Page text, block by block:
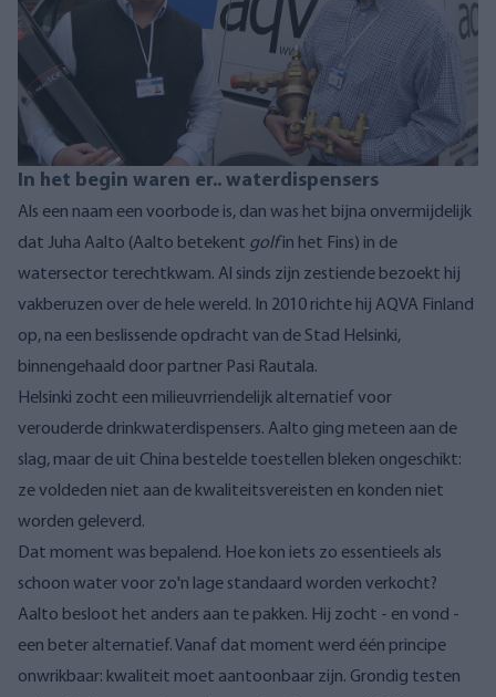
In het begin waren er.. waterdispensers
Als een naam een ​​voorbode is, dan was het bijna onvermijdelijk
dat Juha Aalto (Aalto betekent golfin het Fins) in de
watersector terechtkwam. Al sinds zijn zestiende bezoekt hij
vakberuzen over de hele wereld. In 2010 richte hij AQVA Finland
op, na een beslissende opdracht van de Stad Helsinki,
binnengehaald door partner Pasi Rautala.
Helsinki zocht een milieuvrriendelijk alternatief voor
verouderde drinkwaterdispensers. Aalto ging meteen aan de
slag, maar de uit China bestelde toestellen bleken ongeschikt:
ze voldeden niet aan de kwaliteitsvereisten en konden niet
worden geleverd.
Dat moment was bepalend. Hoe kon iets zo essentieels als
schoon water voor zo'n lage standaard worden verkocht?
Aalto besloot het anders aan te pakken. Hij zocht - en vond -
een beter alternatief. Vanaf dat moment werd één principe
onwrikbaar: kwaliteit moet aantoonbaar zijn. Grondig testen